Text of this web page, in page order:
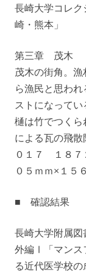
長崎大学コレ
崎・熊本」
第三章 茂木
茂木の街角。
ら漁民と思わ
ストになって
樋は竹でつく
による瓦の飛散
０１７ １８
０５ｍｍ×１
■ 確認結果
長崎大学附属
外編Ⅰ「マンス
る近代医学校